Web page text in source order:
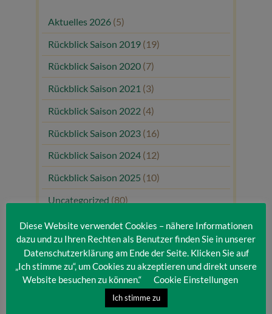
Aktuelles 2026 (5)
Rückblick Saison 2019 (19)
Rückblick Saison 2020 (7)
Rückblick Saison 2021 (3)
Rückblick Saison 2022 (4)
Rückblick Saison 2023 (16)
Rückblick Saison 2024 (12)
Rückblick Saison 2025 (10)
Uncategorized (80)
Unsere Gäste(1)
Diese Website verwendet Cookies – nähere Informationen
dazu und zu Ihren Rechten als Benutzer finden Sie in unserer
Datenschutzerklärung am Ende der Seite. Klicken Sie auf
„Ich stimme zu“, um Cookies zu akzeptieren und direkt unsere
Website besuchen zu können.“
Cookie Einstellungen
Ich stimme zu